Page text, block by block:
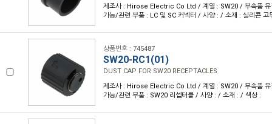
제조사 : Hirose Electric Co Ltd / 계열 : SW20 / 부속품 유
가능/관련 부품 : LC 및 SC 커넥터 / 사양 : / 소재 : 실리콘
상품번호 : 745487
SW20-RC1(01)
DUST CAP FOR SW20 RECEPTACLES
제조사 : Hirose Electric Co Ltd / 계열 : SW20 / 부속품 유
가능/관련 부품 : SW20 리셉터클 / 사양 : / 소재 : / 색상 :